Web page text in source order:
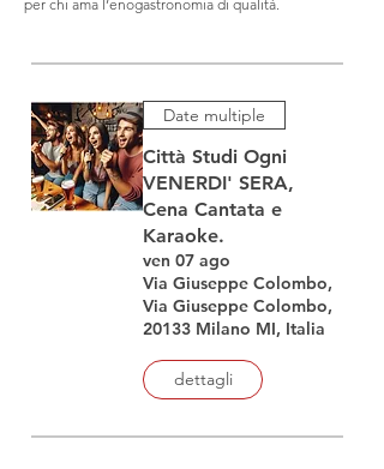
per chi ama l’enogastronomia di qualità.
Date multiple
Città Studi Ogni
VENERDI' SERA,
Cena Cantata e
Karaoke.
ven 07 ago
Via Giuseppe Colombo,
Via Giuseppe Colombo,
20133 Milano MI, Italia
dettagli